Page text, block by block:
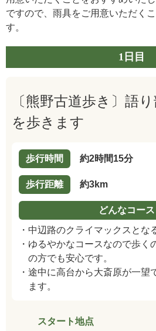
ですので、雨具をご用意いただく
す。
1日目
〔熊野古道歩き〕語
を歩きます
歩行時間 約2時間15分
歩行距離 約3km
どんなコース
・中辺路のクライマックスとな
・ゆるやかなコースなので歩く
の方でも安心です。
・途中に高台から大斎原が一望
ます。
スタート地点